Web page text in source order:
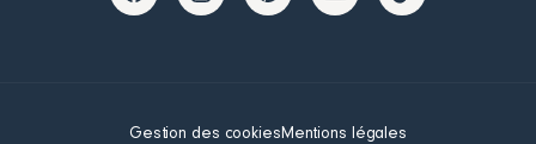
Gestion des cookiesMentions légales